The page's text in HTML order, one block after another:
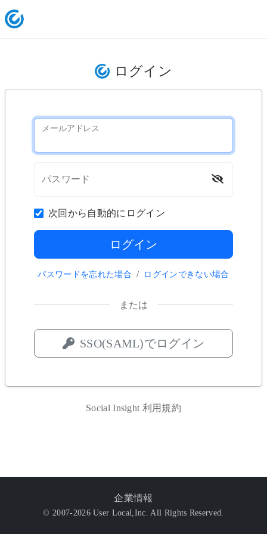
ログイン
メールアドレス
パスワード
次回から自動的にログイン
パスワードを忘れた場合 / ログインできない場合
または
SSO(SAML)でログイン
Social Insight 利用規約
企業情報
© 2007-2026 User Local,Inc. All Rights Reserved.